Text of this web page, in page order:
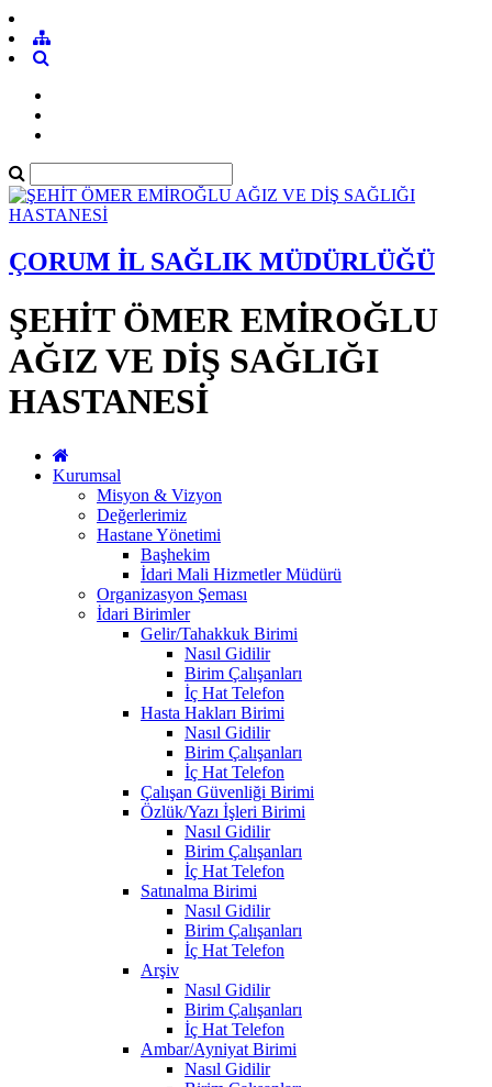
ÇORUM İL SAĞLIK MÜDÜRLÜĞÜ
ŞEHİT ÖMER EMİROĞLU
AĞIZ VE DİŞ SAĞLIĞI
HASTANESİ
Kurumsal
Misyon & Vizyon
Değerlerimiz
Hastane Yönetimi
Başhekim
İdari Mali Hizmetler Müdürü
Organizasyon Şeması
İdari Birimler
Gelir/Tahakkuk Birimi
Nasıl Gidilir
Birim Çalışanları
İç Hat Telefon
Hasta Hakları Birimi
Nasıl Gidilir
Birim Çalışanları
İç Hat Telefon
Çalışan Güvenliği Birimi
Özlük/Yazı İşleri Birimi
Nasıl Gidilir
Birim Çalışanları
İç Hat Telefon
Satınalma Birimi
Nasıl Gidilir
Birim Çalışanları
İç Hat Telefon
Arşiv
Nasıl Gidilir
Birim Çalışanları
İç Hat Telefon
Ambar/Ayniyat Birimi
Nasıl Gidilir